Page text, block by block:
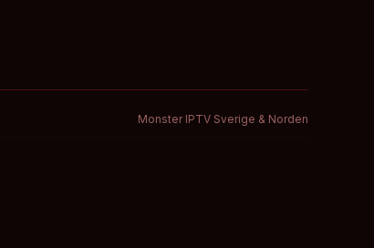
Monster IPTV Sverige & Norden